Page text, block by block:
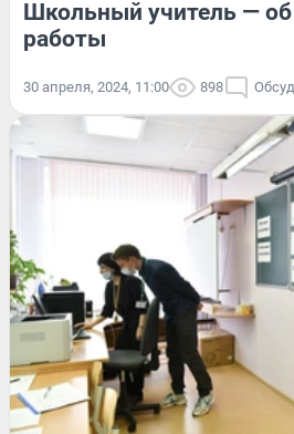
Школьный учитель — об
работы
30 апреля, 2024, 11:00 898